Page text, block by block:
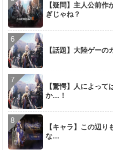
【疑問】主人公前
ぎじゃね？
【話題】大陸ゲー
【驚愕】人によっ
か…！
【キャラ】この辺
な…